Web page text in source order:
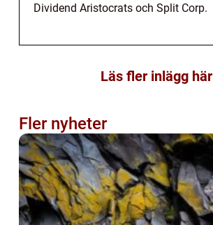
Dividend Aristocrats och Split Corp.
Läs fler inlägg här
Fler nyheter